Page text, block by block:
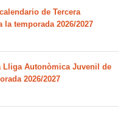
de Tercera
la temporada 2026/2027
Lliga Autonòmica Juvenil de
2026/2027